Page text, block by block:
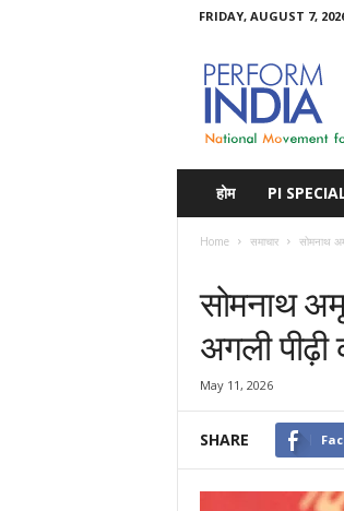
FRIDAY, AUGUST 7,
होम PI
Home समाचार सोमनाथ
सोमनाथ
अगली
May 11, 2026
SHARE